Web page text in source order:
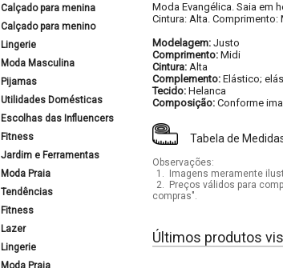
Calçado para menina
Calçado para menino
Lingerie
Moda Masculina
Pijamas
Utilidades Domésticas
Escolhas das Influencers
Fitness
Jardim e Ferramentas
Moda Praia
Tendências
Fitness
Lazer
Lingerie
Moda Praia
Moda Evangélica. Saia em
Cintura: Alta. Comprimento:
Modelagem: Justo
Comprimento: Midi
Cintura: Alta
Complemento: Elástico;
Tecido: Helanca
Composição: Conforme
Tabela de
Observações:
1.
Imagens meramente
2.
Preços válidos para
compras".
Últimos produtos